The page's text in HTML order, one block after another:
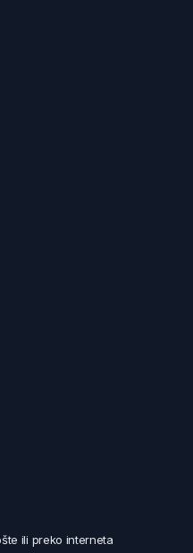
ili preko interneta